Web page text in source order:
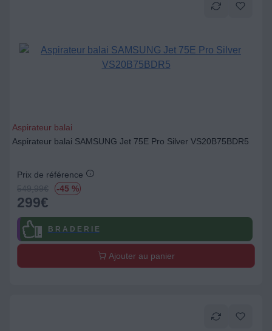
Aspirateur balai
Aspirateur balai SAMSUNG Jet 75E Pro Silver VS20B75BDR5
Prix de référence
549,99€ -45 %
299€
B R A D E R I E
Ajouter au panier